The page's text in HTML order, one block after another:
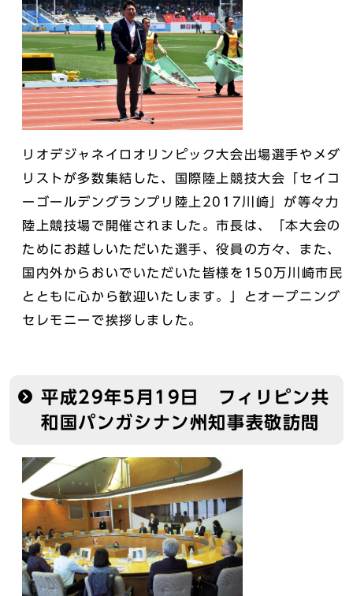
リオデジャネイロオリンピック大会出場選手やメダ
リストが多数集結した、国際陸上競技大会「セイコ
ーゴールデングランプリ陸上2017川崎」が等々力
陸上競技場で開催されました。市長は、「本大会の
ためにお越しいただいた選手、役員の方々、また、
国内外からおいでいただいた皆様を150万川崎市民
とともに心から歓迎いたします。」とオープニング
セレモニーで挨拶しました。
平成29年5月19日 フィリピン共
和国パンガシナン州知事表敬訪問